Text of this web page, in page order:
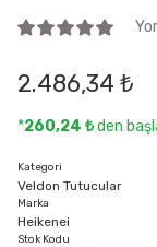
2.486,34 ₺
*260,24 ₺den
Kategori
Veldon Tutucular
Marka
Heikenei
Stok Kodu